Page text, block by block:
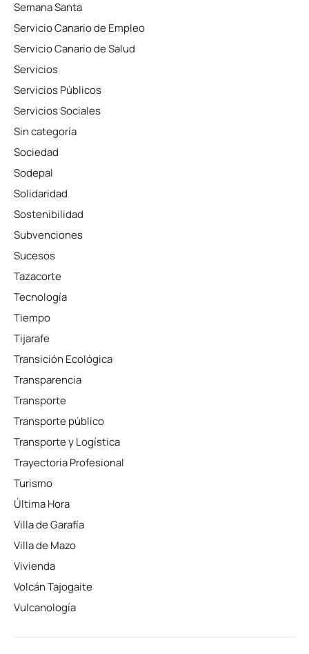
Semana Santa
Servicio Canario de Empleo
Servicio Canario de Salud
Servicios
Servicios Públicos
Servicios Sociales
Sin categoría
Sociedad
Sodepal
Solidaridad
Sostenibilidad
Subvenciones
Sucesos
Tazacorte
Tecnología
Tiempo
Tijarafe
Transición Ecológica
Transparencia
Transporte
Transporte público
Transporte y Logística
Trayectoria Profesional
Turismo
Última Hora
Villa de Garafía
Villa de Mazo
Vivienda
Volcán Tajogaite
Vulcanología